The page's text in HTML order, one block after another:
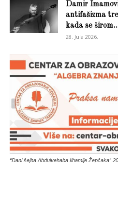
Damir
antifašizma
kada se
28. Jula 2026.
“Dani šejha Abdulvehaba Ilhamije Žepčaka”